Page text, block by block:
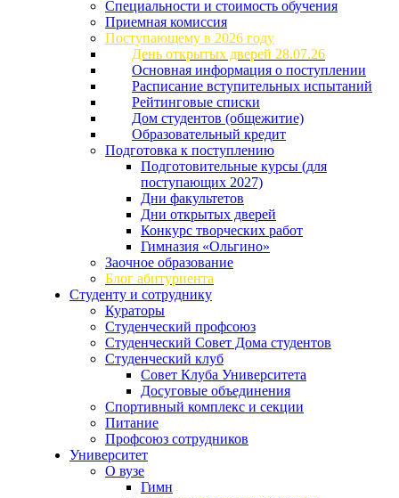
Специальности и стоимость обучения
Приемная комиссия
Поступающему в 2026 году
День открытых дверей 28.07.26
Основная информация о поступлении
Расписание вступительных испытаний
Рейтинговые списки
Дом студентов (общежитие)
Образовательный кредит
Подготовка к поступлению
Подготовительные курсы (для
поступающих 2027)
Дни факультетов
Дни открытых дверей
Конкурс творческих работ
Гимназия «Ольгино»
Заочное образование
Блог абитуриента
Студенту и сотруднику
Кураторы
Студенческий профсоюз
Студенческий Совет Дома студентов
Студенческий клуб
Совет Клуба Университета
Досуговые объединения
Спортивный комплекс и секции
Питание
Профсоюз сотрудников
Университет
О вузе
Гимн